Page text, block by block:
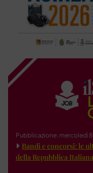
Pubblicazione: mercoledì
Bandi e concorsi: le
della Repubblica